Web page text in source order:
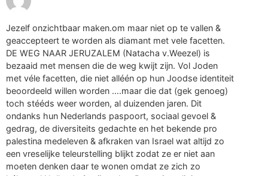
Jezelf onzichtbaar maken.om maar niet op te vallen &
geaccepteert te worden als diamant met vele facetten.
DE WEG NAAR JERUZALEM (Natacha v.Weezel) is
bezaaid met mensen die de weg kwijt zijn. Vol Joden
met véle facetten, die niet alléén op hun Joodse identiteit
beoordeeld willen worden ….maar die dat (gek genoeg)
toch stééds weer worden, al duizenden jaren. Dit
ondanks hun Nederlands paspoort, sociaal gevoel &
gedrag, de diversiteits gedachte en het bekende pro
palestina medeleven & afkraken van Israel wat altijd zo
een vreselijke teleurstelling blijkt zodat ze er niet aan
moeten denken daar te wonen omdat ze zich zo